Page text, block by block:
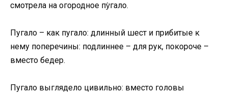
смотрела на огородное пу̀гало.
Пугало – как пугало: длинный шест и прибитые к
нему поперечины: подлиннее – для рук, покороче –
вместо бедер.
Пугало выглядело цивильно: вместо головы